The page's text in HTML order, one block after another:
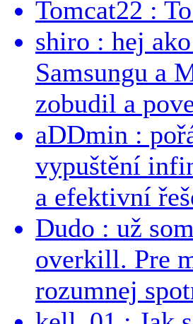
Tomcat22 :
shiro : hej
Samsungu a
zobudil a
aDDmin :
vypuštění
a efektivní
Dudo : už
overkill. Pre
rozumnej